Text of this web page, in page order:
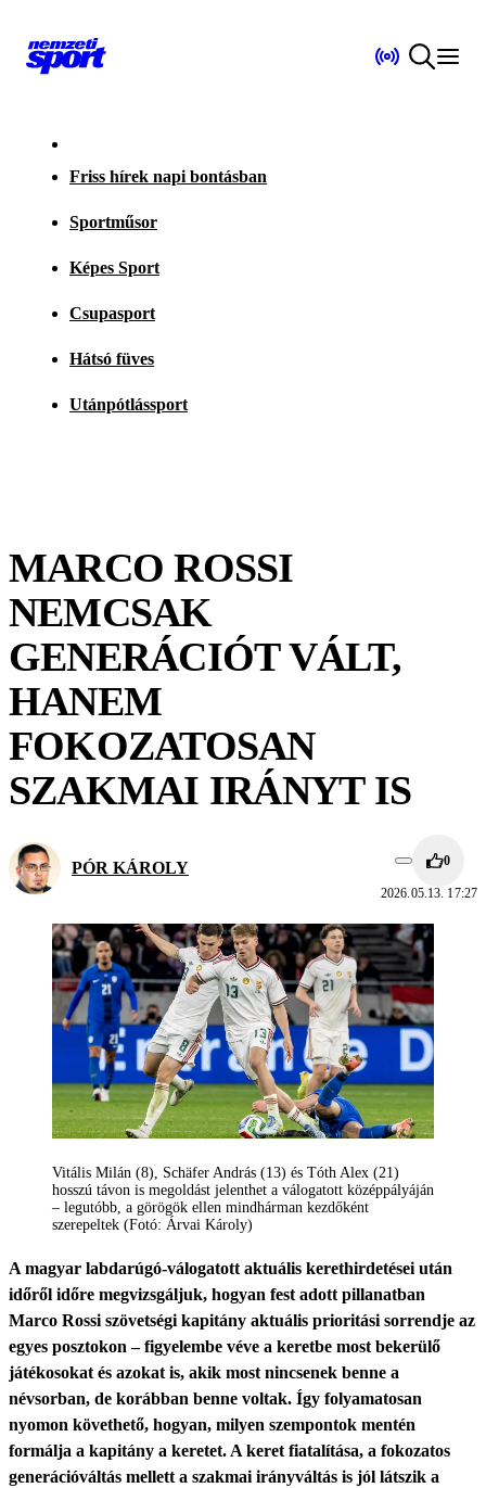
Friss hírek napi bontásban
Sportműsor
Képes Sport
Csupasport
Hátsó füves
Utánpótlássport
MARCO ROSSI
NEMCSAK
GENERÁCIÓT VÁLT,
HANEM
FOKOZATOSAN
SZAKMAI IRÁNYT IS
PÓR KÁROLY 0
2026.05.13. 17:27
Vitális Milán (8), Schäfer András (13) és Tóth Alex (21)
hosszú távon is megoldást jelenthet a válogatott középpályáján
– legutóbb, a görögök ellen mindhárman kezdőként
szerepeltek (Fotó: Árvai Károly)
A magyar labdarúgó-válogatott aktuális kerethirdetései után
időről időre megvizsgáljuk, hogyan fest adott pillanatban
Marco Rossi szövetségi kapitány aktuális prioritási sorrendje az
egyes posztokon – figyelembe véve a keretbe most bekerülő
játékosokat és azokat is, akik most nincsenek benne a
névsorban, de korábban benne voltak. Így folyamatosan
nyomon követhető, hogyan, milyen szempontok mentén
formálja a kapitány a keretet. A keret fiatalítása, a fokozatos
generációváltás mellett a szakmai irányváltás is jól látszik a